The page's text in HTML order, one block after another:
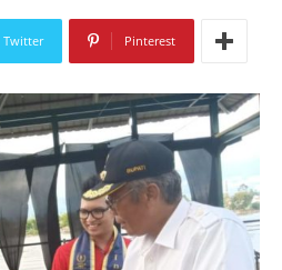
Twitter Pinterest